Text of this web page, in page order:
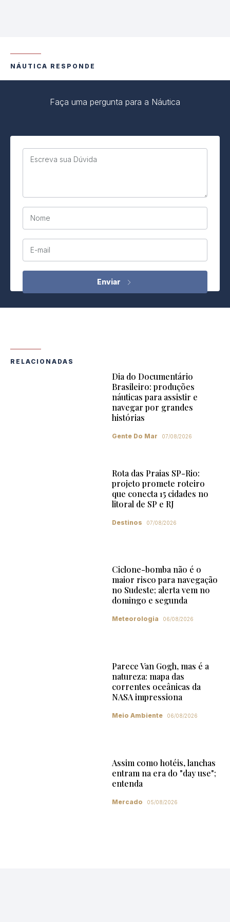
NÁUTICA RESPONDE
Faça uma pergunta para a Náutica
Escreva sua Dúvida
Nome
E-mail
RELACIONADAS
Dia do Documentário
Brasileiro: produções
náuticas para assistir e
navegar por grandes
histórias
Gente Do Mar 07/08/2026
Rota das Praias SP-Rio:
projeto promete roteiro
que conecta 15 cidades no
litoral de SP e RJ
Destinos 07/08/2026
Ciclone-bomba não é o
maior risco para navegação
no Sudeste; alerta vem no
domingo e segunda
Meteorologia 06/08/2026
Parece Van Gogh, mas é a
natureza: mapa das
correntes oceânicas da
NASA impressiona
Meio Ambiente 06/08/2026
Assim como hotéis, lanchas
entram na era do "day use";
entenda
Mercado 05/08/2026